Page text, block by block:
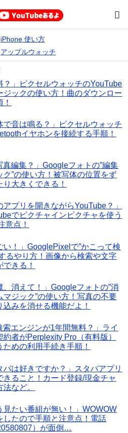
iPhone 使い方
アップルウォッチ
？」ピクセルウォッチのYouTube
ジックの使い方！曲のダウンロー
！
で音は鳴る？」ピクセルウォッチ
イヤホンを接続する手順！
真編集？」Googleフォトの”編集
ク”の使い方！被写体の位置をず
り大きくできる！
アプリを開きながらYouTube？」
でピクチャインピクチャを使う
意点！
い！」GooglePixelで”かこって検
るやり方！画像から検索や文字
できる！
、消えて！」Googleフォトの”消
マジック”の使い方！写真の不要
込みを消せる機能だよ！
索エンジンが1年間無料？」ライ
約者がPerplexity Pro（有料版）
ための利用手続き手順！
バは好きですか？」スタバアプリ
きること！カード登録/現金チャ
法など。
見たい番組が無い！」WOWOW
したので手順と注意点！電話
）が面倒…